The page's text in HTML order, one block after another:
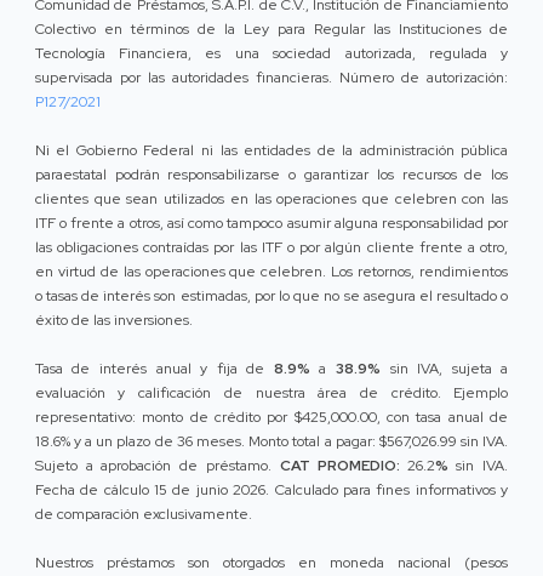
Comunidad de Préstamos, S.A.P.I. de C.V., Institución de Financiamiento
Colectivo en términos de la Ley para Regular las Instituciones de
Tecnología Financiera, es una sociedad autorizada, regulada y
supervisada por las autoridades financieras. Número de autorización:
P127/2021
Ni el Gobierno Federal ni las entidades de la administración pública
paraestatal podrán responsabilizarse o garantizar los recursos de los
clientes que sean utilizados en las operaciones que celebren con las
ITF o frente a otros, así como tampoco asumir alguna responsabilidad por
las obligaciones contraídas por las ITF o por algún cliente frente a otro,
en virtud de las operaciones que celebren. Los retornos, rendimientos
o tasas de interés son estimadas, por lo que no se asegura el resultado o
éxito de las inversiones.
Tasa de interés anual y fija de 8.9% a 38.9% sin IVA, sujeta a
evaluación y calificación de nuestra área de crédito. Ejemplo
representativo: monto de crédito por $425,000.00, con tasa anual de
18.6% y a un plazo de 36 meses. Monto total a pagar: $567,026.99 sin IVA.
Sujeto a aprobación de préstamo. CAT PROMEDIO: 26.2% sin IVA.
Fecha de cálculo 15 de junio 2026. Calculado para fines informativos y
de comparación exclusivamente.
Nuestros préstamos son otorgados en moneda nacional (pesos